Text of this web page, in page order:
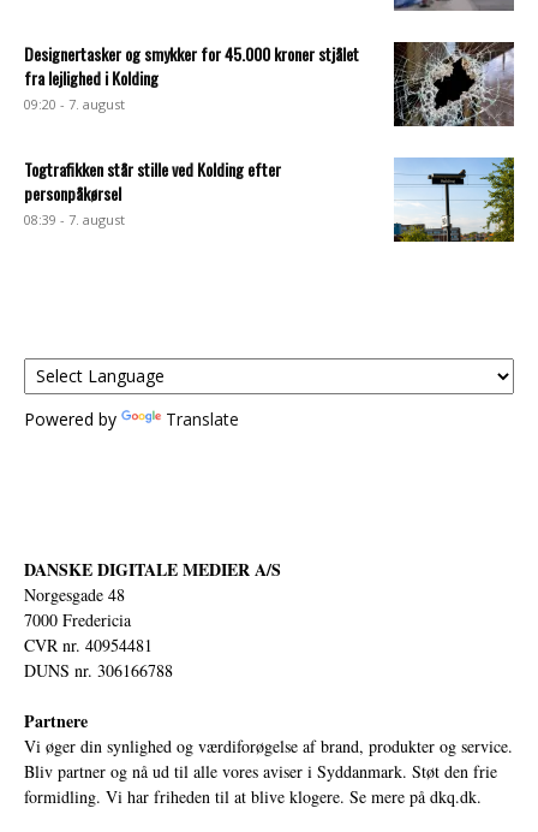
Designertasker og smykker for 45.000 kroner stjålet
fra lejlighed i Kolding
09:20 - 7. august
Togtrafikken står stille ved Kolding efter
personpåkørsel
08:39 - 7. august
Powered by Translate
DANSKE DIGITALE MEDIER A/S
Norgesgade 48
7000 Fredericia
CVR nr. 40954481
DUNS nr. 306166788
Partnere
Vi øger din synlighed og værdiforøgelse af brand, produkter og service.
Bliv partner og nå ud til alle vores aviser i Syddanmark. Støt den frie
formidling. Vi har friheden til at blive klogere. Se mere på dkq.dk.